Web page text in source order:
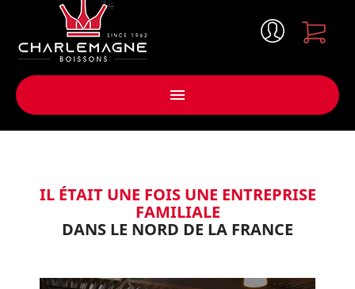

IL ÉTAIT UNE FOIS UNE ENTREPRISE
FAMILIALE
DANS LE NORD DE LA FRANCE